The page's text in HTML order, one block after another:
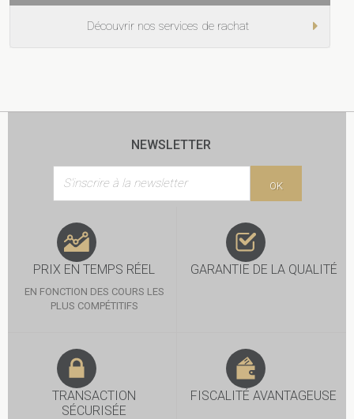
Découvrir nos services de rachat
NEWSLETTER
OK
PRIX EN TEMPS RÉEL
EN FONCTION DES COURS LES
PLUS COMPÉTITIFS
GARANTIE DE LA QUALITÉ
TRANSACTION
SÉCURISÉE
FISCALITÉ AVANTAGEUSE